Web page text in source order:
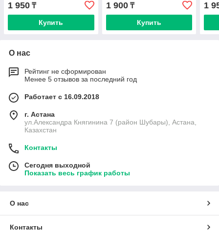
1 950 ₸
Купить
1 900₸
Купить
1
О нас
Рейтинг не сформирован
Менее 5 отзывов за последний год
Работает с 16.09.2018
г. Астана
ул.Александра Княгинина 7 (район Шубары), Астана,
Казахстан
Контакты
Сегодня выходной
Показать весь график работы
О нас
Контакты